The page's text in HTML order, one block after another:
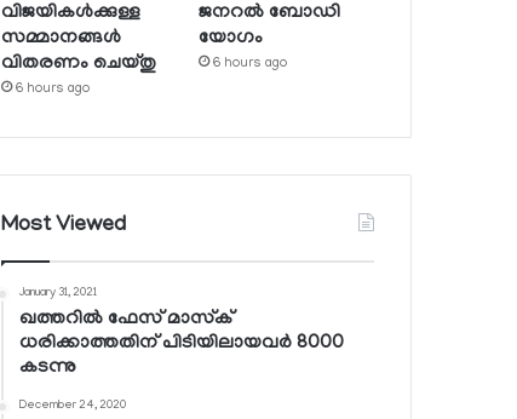
വിജയികള്‍ക്കുള്ള
സമ്മാനങ്ങള്‍
വിതരണം ചെയ്തു
6 hours ago
ജനറല്‍ ബോഡി
യോഗം
6 hours ago
Most Viewed
January 31, 2021
ഖത്തറില്‍ ഫേസ് മാസ്‌ക്
ധരിക്കാത്തതിന് പിടിയിലായവര്‍ 8000
കടന്നു
December 24, 2020